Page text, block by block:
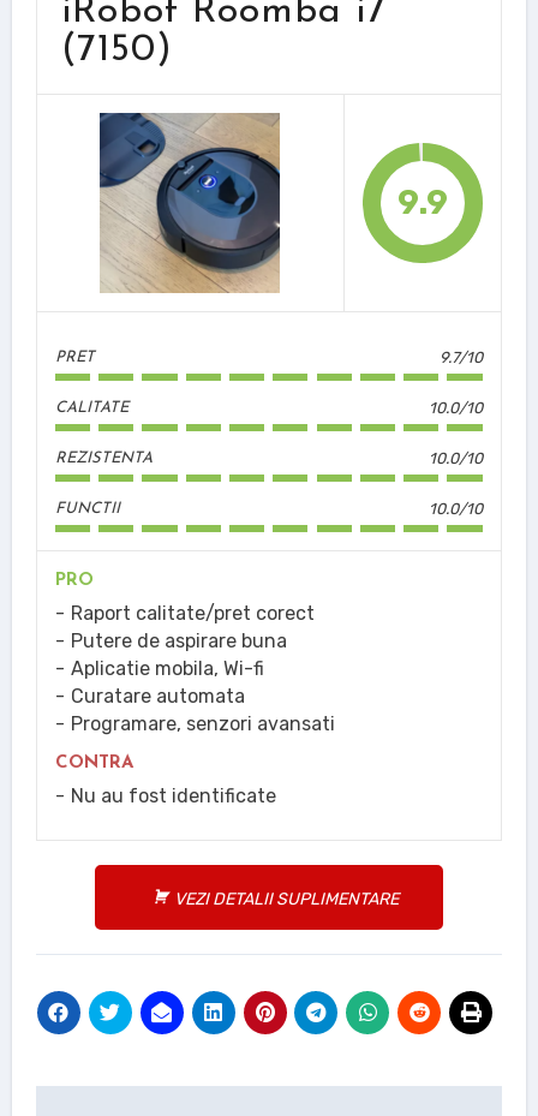
iRobot Roomba i7
(7150)
9.9
PRET 9.7/10
CALITATE 10.0/10
REZISTENTA 10.0/10
FUNCTII 10.0/10
PRO
Raport calitate/pret corect
Putere de aspirare buna
Aplicatie mobila, Wi-fi
Curatare automata
Programare, senzori avansati
CONTRA
Nu au fost identificate
VEZI DETALII SUPLIMENTARE